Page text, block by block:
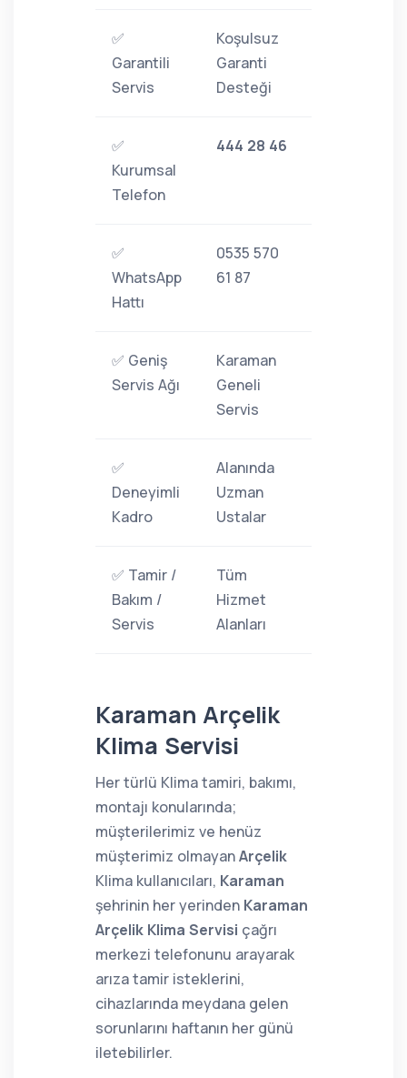
✅
Garantili
Servis
Koşulsuz
Garanti
Desteği
✅
Kurumsal
Telefon
444 28 46
✅
WhatsApp
Hattı
0535 570
61 87
✅ Geniş
Servis Ağı
Karaman
Geneli
Servis
✅
Deneyimli
Kadro
Alanında
Uzman
Ustalar
✅ Tamir /
Bakım /
Servis
Tüm
Hizmet
Alanları
Karaman Arçelik
Klima Servisi
Her türlü Klima tamiri, bakımı,
montajı konularında;
müşterilerimiz ve henüz
müşterimiz olmayanArçelik
Klima kullanıcıları, Karaman
şehrinin her yerinden Karaman
Arçelik Klima Servisi çağrı
merkezi telefonunu arayarak
arıza tamir isteklerini,
cihazlarında meydana gelen
sorunlarını haftanın her günü
iletebilirler.